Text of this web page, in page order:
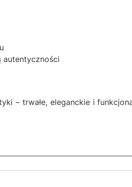
autentyczności
– trwałe, eleganckie i